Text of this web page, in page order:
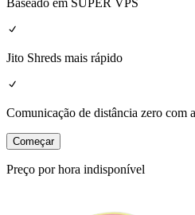
Jito Shreds mais rápido
Comunicação de distância zero com
Começar
Preço por hora indisponível